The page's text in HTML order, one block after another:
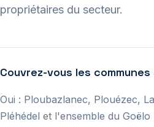
propriétaires du secteur.
Couvrez-vous les
Oui : Ploubazlanec, Plouézec,
Pléhédel et l'ensemble du